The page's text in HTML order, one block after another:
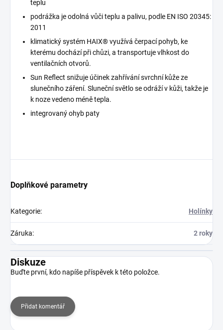
teplu
podrážka je odolná vůči teplu a palivu, podle EN ISO 20345:
2011
klimatický systém HAIX® využívá čerpací pohyb, ke
kterému dochází při chůzi, a transportuje vlhkost do
ventilačních otvorů.
Sun Reflect snižuje účinek zahřívání svrchní kůže ze
slunečního záření. Sluneční světlo se odráží v kůži, takže je
k noze vedeno méně tepla.
integrovaný ohyb paty
Doplňkové parametry
Kategorie: Holínky
Záruka: 2 roky
Diskuze
Buďte první, kdo napíše příspěvek k této položce.
Přidat komentář